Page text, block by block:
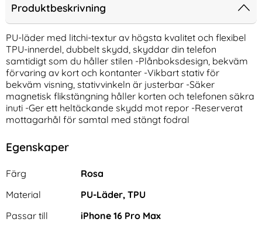
I Härdat Glas
Linsskydd I Härdat Glas
Art. nr 242063
111 kr
Tillgänglighet:
I lager
Köp
Pack iPhone 17 Pro Max Linsskydd I Härdat Glas
Produktbeskrivning
PU-läder med litchi-textur av högsta kvalitet och flexibel
TPU-innerdel, dubbelt skydd, skyddar din telefon
samtidigt som du håller stilen -Plånboksdesign, bekväm
förvaring av kort och kontanter -Vikbart stativ för
bekväm visning, stativvinkeln är justerbar -Säker
magnetisk flikstängning håller korten och telefonen säkra
inuti -Ger ett heltäckande skydd mot repor -Reserverat
mottagarhål för samtal med stängt fodral
Egenskaper
Egenskaper/attribut för denna produkt
Attribut
Färg
Rosa
Material
PU-Läder, TPU
Passar till
iPhone 16 Pro Max